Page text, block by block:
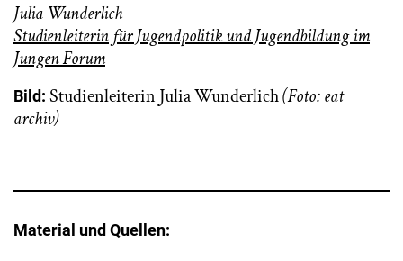
Julia Wunderlich
Studienleiterin für Jugendpolitik und Jugendbildung im
Jungen Forum
Bild: Studienleiterin Julia Wunderlich(Foto: eat
archiv)
Material und Quellen: